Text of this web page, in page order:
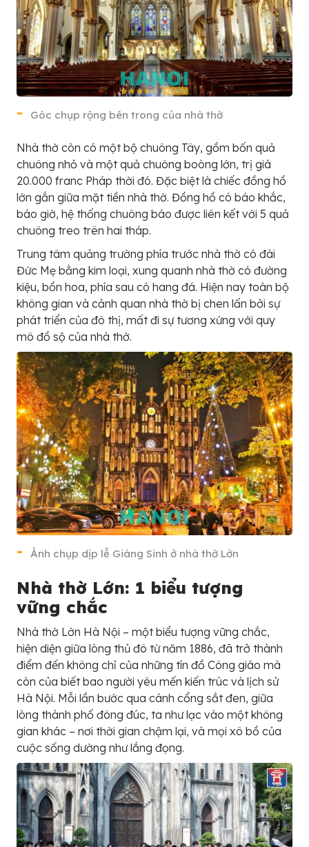
Góc chụp rộng bên trong của nhà thờ
Nhà thờ còn có một bộ chuông Tây, gồm bốn quả
chuông nhỏ và một quả chuông boòng lớn, trị giá
20.000 franc Pháp thời đó. Đặc biệt là chiếc đồng hồ
lớn gắn giữa mặt tiền nhà thờ. Đồng hồ có báo khắc,
báo giờ, hệ thống chuông báo được liên kết với 5 quả
chuông treo trên hai tháp.
Trung tâm quảng trường phía trước nhà thờ có đài
Đức Mẹ bằng kim loại, xung quanh nhà thờ có đường
kiệu, bồn hoa, phía sau có hang đá. Hiện nay toàn bộ
không gian và cảnh quan nhà thờ bị chen lấn bởi sự
phát triển của đô thị, mất đi sự tương xứng với quy
mô đồ sộ của nhà thờ.
Ảnh chụp dịp lễ Giáng Sinh ở nhà thờ Lớn
Nhà thờ Lớn: 1 biểu tượng
vững chắc
Nhà thờ Lớn Hà Nội – một biểu tượng vững chắc,
hiện diện giữa lòng thủ đô từ năm 1886, đã trở thành
điểm đến không chỉ của những tín đồ Công giáo mà
còn của biết bao người yêu mến kiến trúc và lịch sử
Hà Nội. Mỗi lần bước qua cánh cổng sắt đen, giữa
lòng thành phố đông đúc, ta như lạc vào một không
gian khác – nơi thời gian chậm lại, và mọi xô bồ của
cuộc sống dường như lắng đọng.